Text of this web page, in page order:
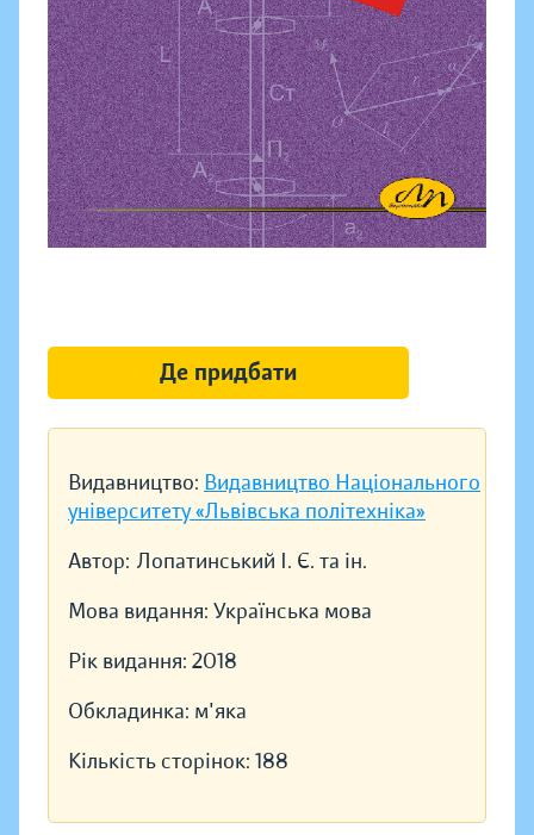
Видавництво: Видавництво Національного
університету «Львівська політехніка»
Автор: Лопатинський І. Є. та ін.
Мова видання: Українська мова
Рік видання: 2018
Обкладинка: м'яка
Кількість сторінок: 188
Де придбати